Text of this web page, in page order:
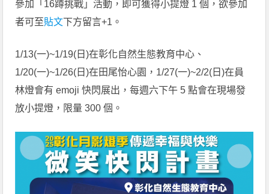
參加「16蹲挑戰」活動，即可獲得小提燈 1 個，欲參加
者可至貼文下方留言+1。
1/13(一)~1/19(日)在彰化自然生態教育中心、
1/20(一)~1/26(日)在田尾怡心園，1/27(一)~2/2(日)在員
林燈會有 emoji 快閃展出，每週六下午 5 點會在現場發
放小提燈，限量 300 個。